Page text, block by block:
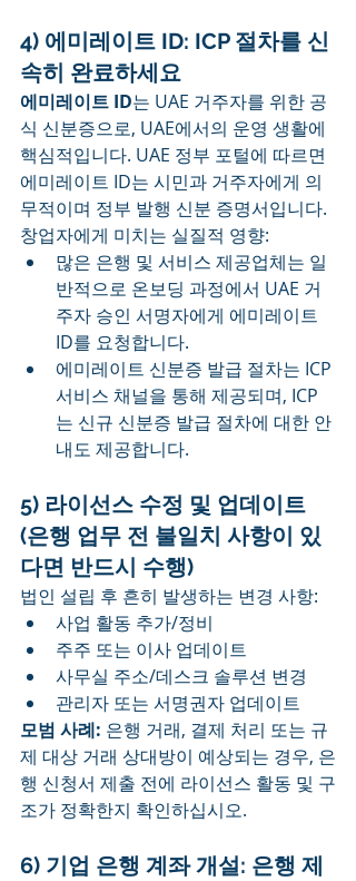
4) 에미레이트 ID: ICP 절차를 신
속히 완료하세요
에미레이트 ID는 UAE 거주자를 위한 공
식 신분증으로, UAE에서의 운영 생활에
핵심적입니다. UAE 정부 포털에 따르면
에미레이트 ID는 시민과 거주자에게 의
무적이며 정부 발행 신분 증명서입니다.
창업자에게 미치는 실질적 영향:
많은 은행 및 서비스 제공업체는 일
반적으로 온보딩 과정에서 UAE 거
주자 승인 서명자에게 에미레이트
ID를 요청합니다.
에미레이트 신분증 발급 절차는 ICP
서비스 채널을 통해 제공되며, ICP
는 신규 신분증 발급 절차에 대한 안
내도 제공합니다.
5) 라이선스 수정 및 업데이트
(은행 업무 전 불일치 사항이 있
다면 반드시 수행)
법인 설립 후 흔히 발생하는 변경 사항:
사업 활동 추가/정비
주주 또는 이사 업데이트
사무실 주소/데스크 솔루션 변경
관리자 또는 서명권자 업데이트
모범 사례: 은행 거래, 결제 처리 또는 규
제 대상 거래 상대방이 예상되는 경우, 은
행 신청서 제출 전에 라이선스 활동 및 구
조가 정확한지 확인하십시오.
6) 기업 은행 계좌 개설: 은행 제